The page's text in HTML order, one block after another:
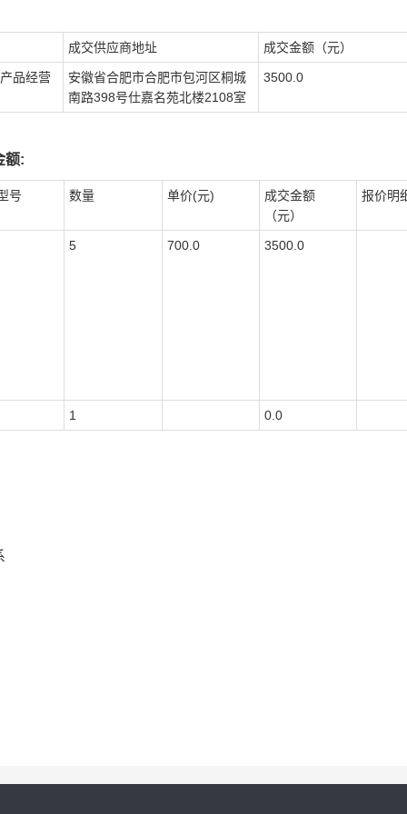
成交供应商地址 成交金额（元）
品经营
安徽省合肥市合肥市包河区桐城
南路398号仕嘉名苑北楼2108室
3500.0
额:
号 数量 单价(元)
成交金额
（元）
报价明
5 700.0 3500.0
1 0.0